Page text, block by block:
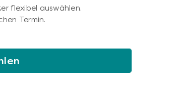
flexibel auswählen.
Termin.